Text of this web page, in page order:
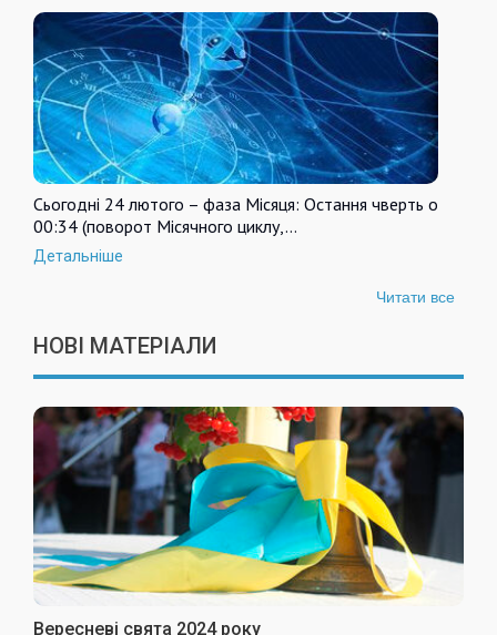
Сьогодні 24 лютого – фаза Місяця: Остання чверть о
00:34 (поворот Місячного циклу,…
Детальніше
Читати все
НОВІ МАТЕРІАЛИ
Вересневі свята 2024 року